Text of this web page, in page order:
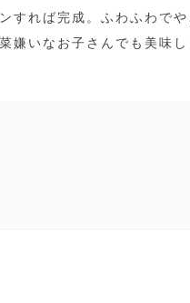
すれば完成。ふわふわで
嫌いなお子さんでも美味し